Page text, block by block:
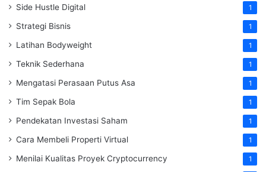
Side Hustle Digital 1
Strategi Bisnis 1
Latihan Bodyweight 1
Teknik Sederhana 1
Mengatasi Perasaan Putus Asa 1
Tim Sepak Bola 1
Pendekatan Investasi Saham 1
Cara Membeli Properti Virtual 1
Menilai Kualitas Proyek Cryptocurrency 1